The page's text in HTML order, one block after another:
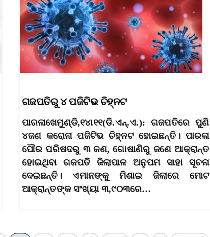
ଗଜପତିରୁ ୪ ପଜିଟିଭ ଚିହ୍ନଟ
ପାରଳାଖେମୁଣ୍ଡି,୧୪ା୧୧(ଡି.ଏନ୍‌.ଏ.): ଗଜପତିରେ ପୁଣି
୪ଜଣ କରୋନା ପଜିଟିଭ ଚିହ୍ନଟ ହୋଇଛନ୍ତି। ପାରଳା
ପୌର ପରିଷଦରୁ ୩ ଜଣ, ଗୋଷାଣିରୁ ଜଣେ ଆକ୍ରାନ୍ତ
ହୋଇଥିବା ଗଜପତି ଜିଲାପାଳ ଅନୁପମ ସାହା ସୂଚନା
ଦେଇଛନ୍ତି। ଏମାନଙ୍କୁ ମିଶାଇ ଜିଲାରେ ମୋଟ
ଆକ୍ରାନ୍ତଙ୍କ ସଂଖ୍ୟା ୩,୯୦୩ରେ…